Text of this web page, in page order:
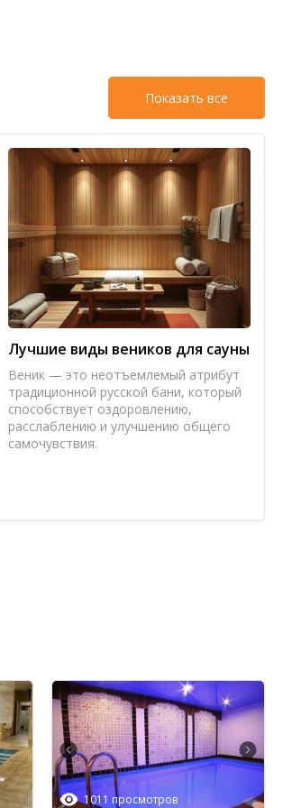
прогревается очень
В очередной раз
Показать все
Лучшие виды веников для сауны
Веник — это неотъемлемый атрибут
традиционной русской бани, который
способствует оздоровлению,
расслаблению и улучшению общего
самочувствия.
1011 просмотров